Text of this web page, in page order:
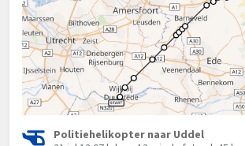
Politiehelikopter naar Uddel